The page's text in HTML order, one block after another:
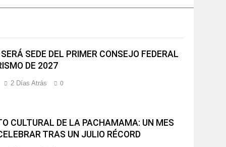
SEDE DEL PRIMER CONSEJO FEDERAL
DE 2027
2 Días Atrás 0
CULTURAL DE LA PACHAMAMA: UN MES
TRAS UN JULIO RÉCORD